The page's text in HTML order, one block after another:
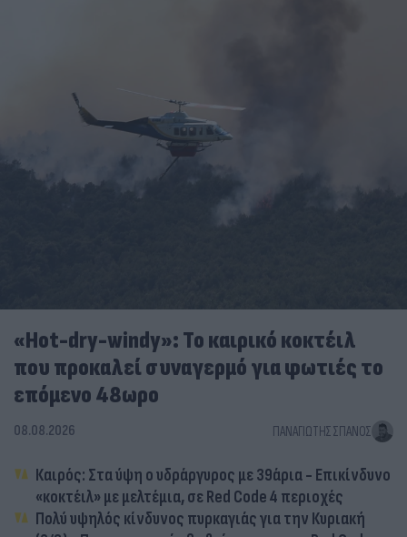
«Hot-dry-windy»: Το καιρικό κοκτέιλ
που προκαλεί συναγερμό για φωτιές το
επόμενο 48ωρο
08.08.2026 ΠΑΝΑΓΙΏΤΗΣ ΣΠΑΝΌΣ
Καιρός: Στα ύψη ο υδράργυρος με 39άρια - Επικίνδυνο
«κοκτέιλ» με μελτέμια, σε Red Code 4 περιοχές
Πολύ υψηλός κίνδυνος πυρκαγιάς για την Κυριακή